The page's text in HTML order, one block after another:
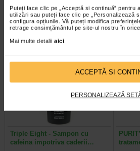
Puteți face clic pe „Acceptă si continuă” pentru
utilizări sau puteți face clic pe „Personalizează
configura opțiunile. Vă puteți modifica
retrage consimțământul pe site-ul nostru în
Mai multe detalii aici.
ACCEPTĂ SI
PERSONALIZEAZĂ
vorba de un barbierit de calitate…
Plătești 2, primești 3
Triple Eight - Sampon cu
cafeina impotriva caderii…